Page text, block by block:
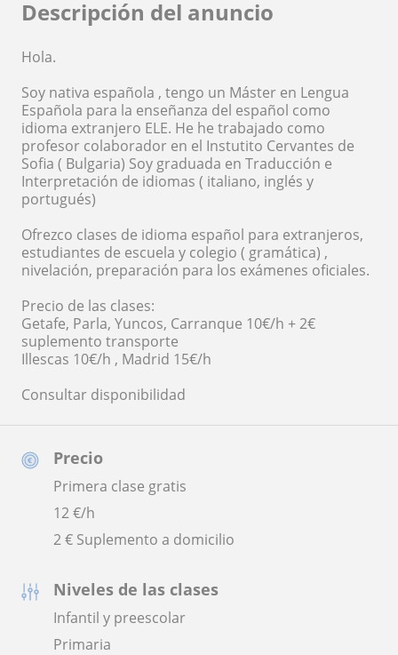
Precio
Primera clase gratis
12€/h
2 € Suplemento a domicilio
Niveles de las clases
Infantil y preescolar
Primaria
Descripción del anuncio
Hola.
Soy nativa española , tengo un Máster en Lengua
Española para la enseñanza del español como
idioma extranjero ELE. He he trabajado como
profesor colaborador en el Instutito Cervantes de
Sofia ( Bulgaria) Soy graduada en Traducción e
Interpretación de idiomas ( italiano, inglés y
portugués)
Ofrezco clases de idioma español para extranjeros,
estudiantes de escuela y colegio ( gramática) ,
nivelación, preparación para los exámenes oficiales.
Precio de las clases:
Getafe, Parla, Yuncos, Carranque 10€/h + 2€
suplemento transporte
Illescas 10€/h , Madrid 15€/h
Consultar disponibilidad